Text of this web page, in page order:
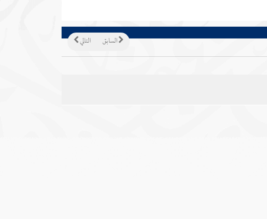
التالي السابق